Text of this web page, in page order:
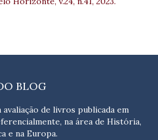
BLOG
de livros publicada em
na área de História,
e na Europa.